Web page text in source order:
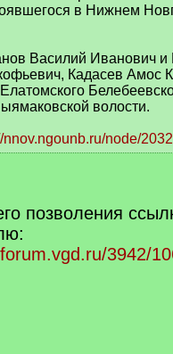
в Нижнем
Василий Иванович
Кадасев Амос
волости.
nnov.ngounb.ru/node/
позволения
3942/